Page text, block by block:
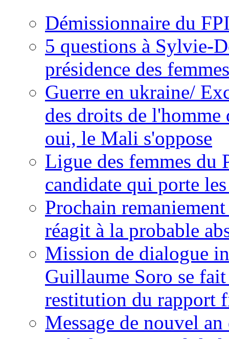
Démissionnaire du
5 questions à Sylvie-
présidence des
Guerre en ukraine/
des droits de
oui, le Mali s'oppose
Ligue des femmes du
candidate qui porte
Prochain
réagit à la probable
Mission de dialogue
Guillaume Soro se
restitution du rapport
Message de nouvel